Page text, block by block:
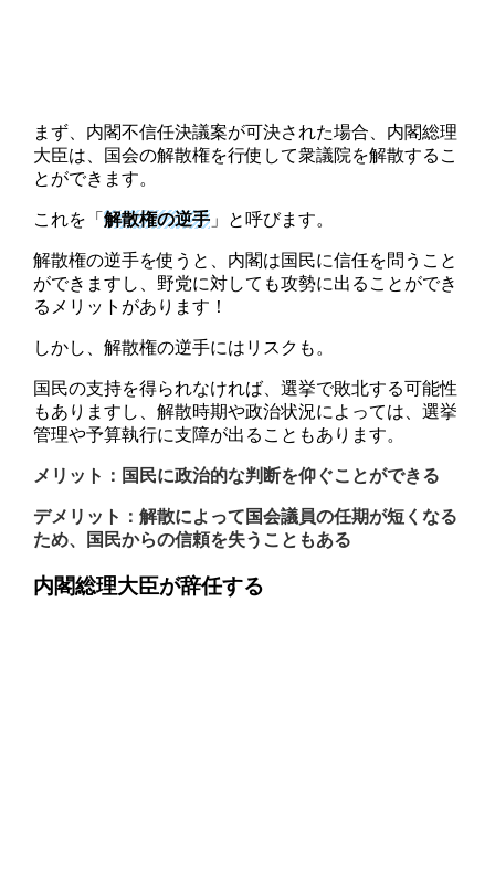
まず、内閣不信任決議案が可決された場合、内閣総理
大臣は、国会の解散権を行使して衆議院を解散するこ
とができます。
これを「解散権の逆手 」と呼びます。
解散権の逆手を使うと、内閣は国民に信任を問うこと
ができますし、野党に対しても攻勢に出ることができ
るメリットがあります！
しかし、解散権の逆手にはリスクも。
国民の支持を得られなければ、選挙で敗北する可能性
もありますし、解散時期や政治状況によっては、選挙
管理や予算執行に支障が出ることもあります。
メリット：国民に政治的な判断を仰ぐことができる
デメリット：解散によって国会議員の任期が短くなる
ため、国民からの信頼を失うこともある
内閣総理大臣が辞任する